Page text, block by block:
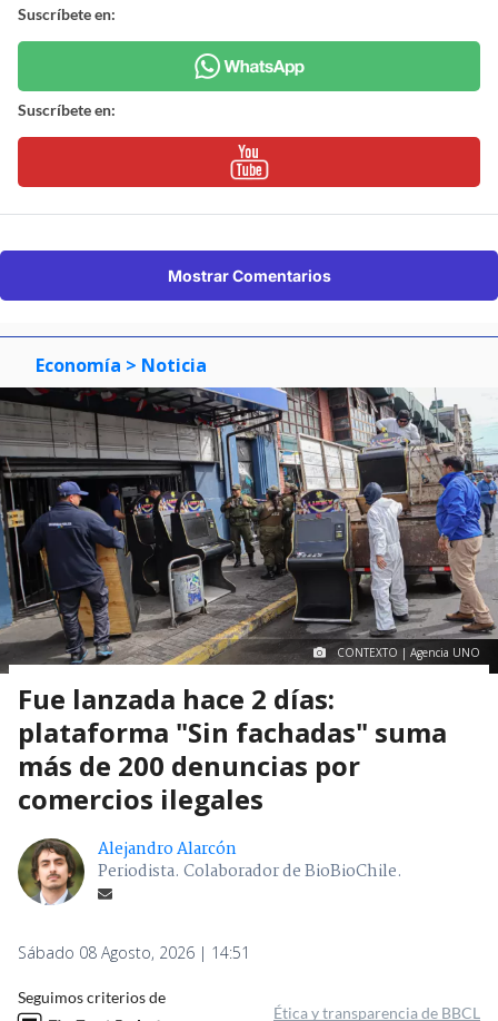
Suscríbete en:
Suscríbete en:
Mostrar Comentarios
Economía > Noticia
CONTEXTO | Agencia UNO
Fue lanzada hace 2 días:
plataforma "Sin fachadas" suma
más de 200 denuncias por
comercios ilegales
Alejandro Alarcón
Periodista. Colaborador de BioBioChile.
Sábado 08 Agosto, 2026 | 14:51
Seguimos criterios de
Ética y transparencia de BBCL